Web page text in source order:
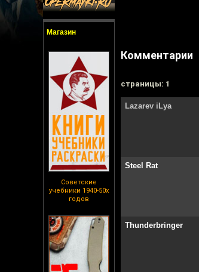
Магазин
Советские
учебники 1940-50х
годов
Комментарии
cтраницы: 1
Lazarev iLya
Steel Rat
Thunderbringer